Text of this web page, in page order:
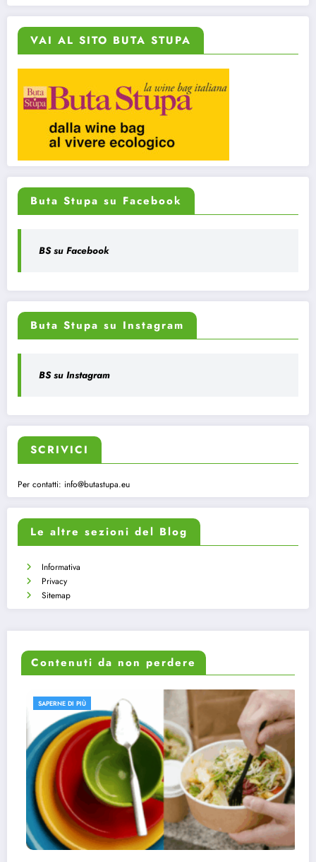
VAI AL SITO BUTA STUPA
Buta Stupa su Facebook
BS su Facebook
Buta Stupa su Instagram
BS su Instagram
SCRIVICI
Per contatti: info@butastupa.eu
Le altre sezioni del Blog
Informativa
Privacy
Sitemap
Contenuti da non perdere
SAPERNE DI PIÙ